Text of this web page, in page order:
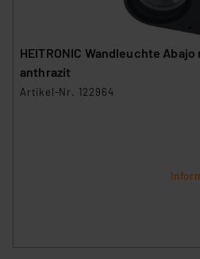
HEITRONIC Wandleuchte
anthrazit
Artikel-Nr. 122964